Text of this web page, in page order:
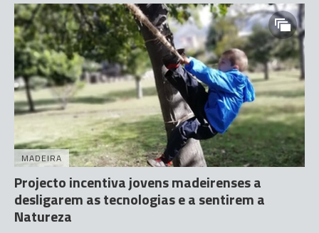
MADEIRA
Projecto incentiva jovens madeirenses a
desligarem as tecnologias e a sentirem a
Natureza